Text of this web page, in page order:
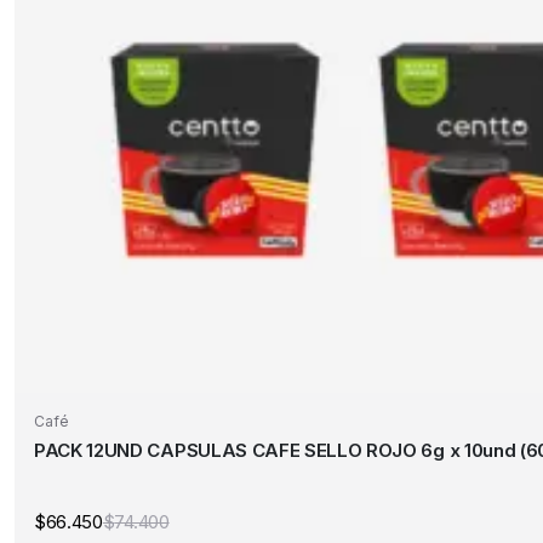
Café
PACK 12UND CAPSULAS CAFE SELLO ROJO 6g x 10und
$74.400El
$66.450 El